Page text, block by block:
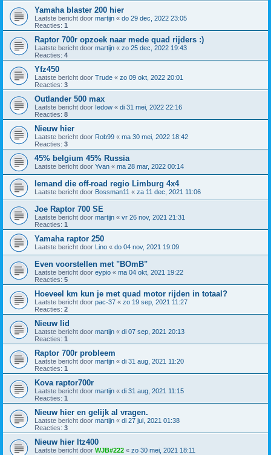
Yamaha blaster 200 hier
Laatste bericht door martijn « do 29 dec, 2022 23:05
Reacties: 1
Raptor 700r opzoek naar mede quad rijders :)
Laatste bericht door martijn « zo 25 dec, 2022 19:43
Reacties: 4
Yfz450
Laatste bericht door Trude « zo 09 okt, 2022 20:01
Reacties: 3
Outlander 500 max
Laatste bericht door Iedow « di 31 mei, 2022 22:16
Reacties: 8
Nieuw hier
Laatste bericht door Rob99 « ma 30 mei, 2022 18:42
Reacties: 3
45% belgium 45% Russia
Laatste bericht door Yvan « ma 28 mar, 2022 00:14
Iemand die off-road regio Limburg 4x4
Laatste bericht door Bossman11 « za 11 dec, 2021 11:06
Joe Raptor 700 SE
Laatste bericht door martijn « vr 26 nov, 2021 21:31
Reacties: 1
Yamaha raptor 250
Laatste bericht door Lino « do 04 nov, 2021 19:09
Even voorstellen met "BOmB"
Laatste bericht door eypio « ma 04 okt, 2021 19:22
Reacties: 5
Hoeveel km kun je met quad motor rijden in totaal?
Laatste bericht door pac-37 « zo 19 sep, 2021 11:27
Reacties: 2
Nieuw lid
Laatste bericht door martijn « di 07 sep, 2021 20:13
Reacties: 1
Raptor 700r probleem
Laatste bericht door martijn « di 31 aug, 2021 11:20
Reacties: 1
Kova raptor700r
Laatste bericht door martijn « di 31 aug, 2021 11:15
Reacties: 1
Nieuw hier en gelijk al vragen.
Laatste bericht door martijn « di 27 jul, 2021 01:38
Reacties: 3
Nieuw hier ltz400
Laatste bericht door WJB#222 « zo 30 mei, 2021 18:11